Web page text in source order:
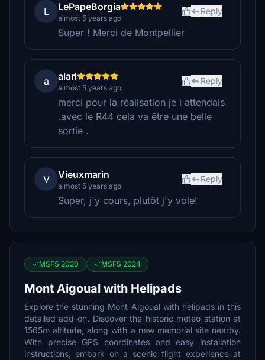
L LePapeBorgia
almost 5 years ago
Reply
Super ! Merci de Montpellier
a alarl
almost 5 years ago
Reply
merci pour la réalisation je l attendais
.avec le R44 cela va être une belle
sortie .
V Vieuxmarin
almost 5 years ago
Reply
Super, j'y cours, plutôt j'y vole!
MSFS 2020 MSFS 2024
Mont Aigoual with Helipads
Explore the stunning Mont Aigoual with helipads in this
detailed add-on. Discover the historic meteo station at
1565m altitude, along with a new memorial site nearby.
With precise GPS coordinates and easy installation
instructions, embark on a scenic flight experience at